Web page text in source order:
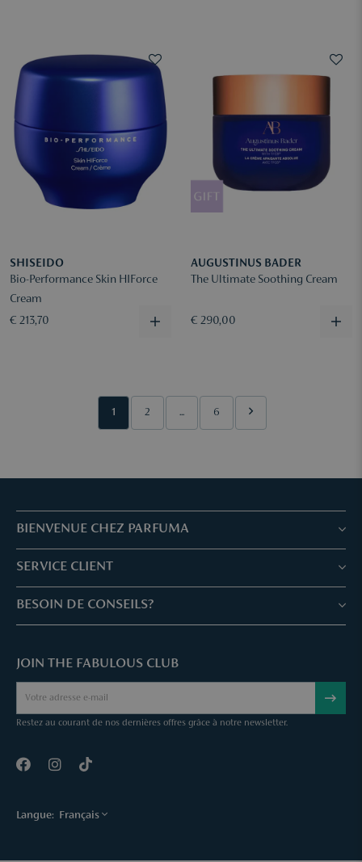
SHISEIDO
Bio-Performance Skin HIForce
Cream
€ 213,70
AUGUSTINUS BADER
The Ultimate Soothing Cream
€ 290,00
1 2 ... 6
BIENVENUE CHEZ PARFUMA
Boutiques & Services
Réservez votre traitement
À Propos de Parfuma
SERVICE CLIENT
Service client & Questions fréquentes
Parfuma Chèque-Cadeau
Sample Service
BESOIN DE CONSEILS?
Envoyez une mail
Call us
JOIN THE FABULOUS CLUB
Restez au courant de nos dernières offres grâce à notre newsletter.
Langue: Français